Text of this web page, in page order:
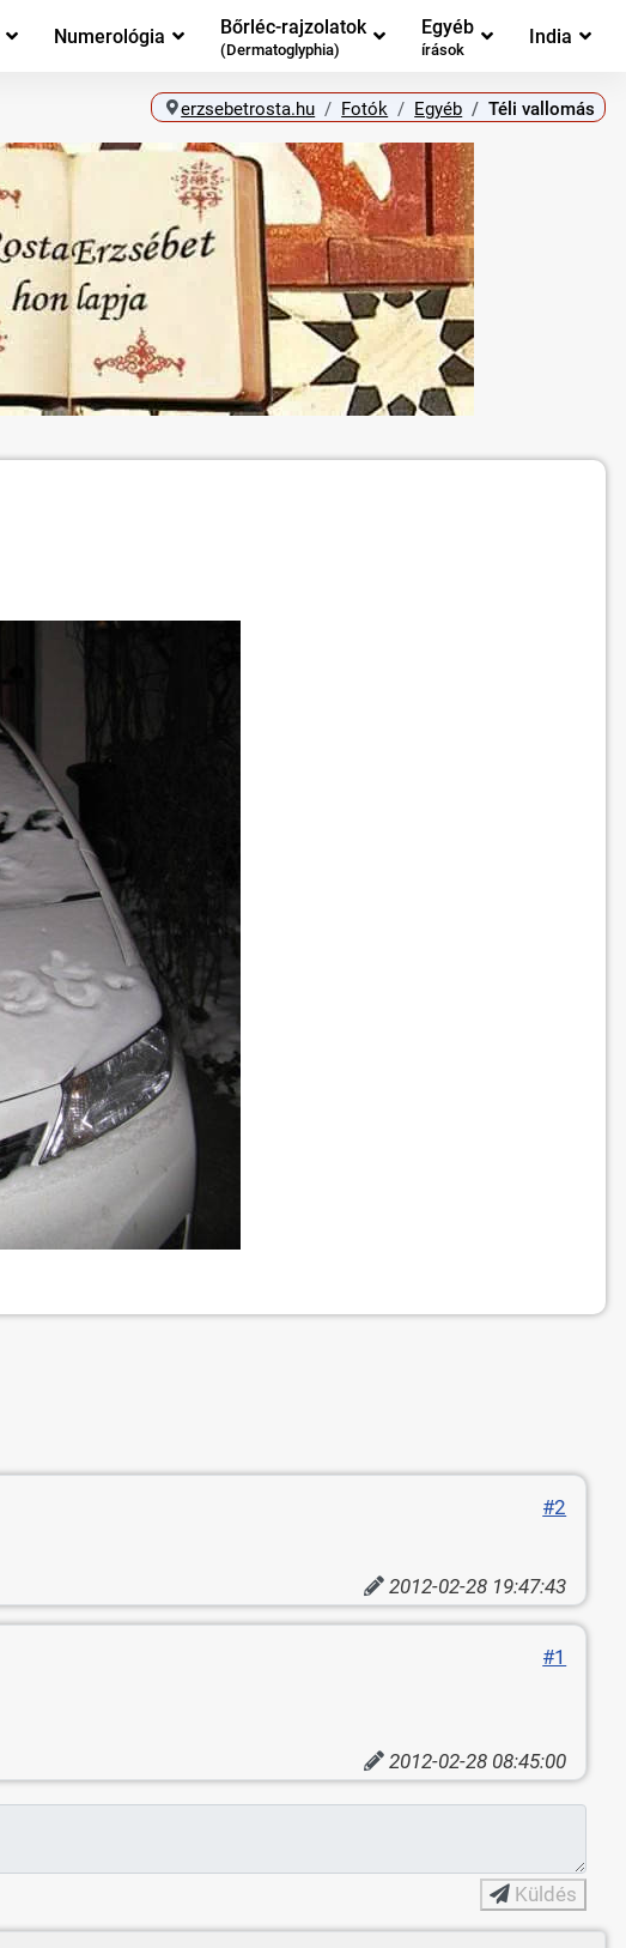
Numerológia Bőrléc-rajzolatok
(Dermatoglyphia)
Egyéb
írások
India
erzsebetrosta.hu Fotók Egyéb Téli vallomás
#2
2012-02-28 19:47:43
#1
2012-02-28 08:45:00
Küldés